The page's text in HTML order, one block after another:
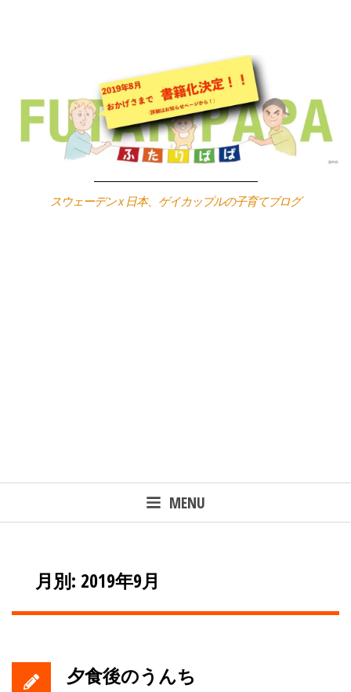
スウェーデン x 日本、ゲイカップルの子育てブログ
MENU
月別: 2019年9月
夕食後のうんち